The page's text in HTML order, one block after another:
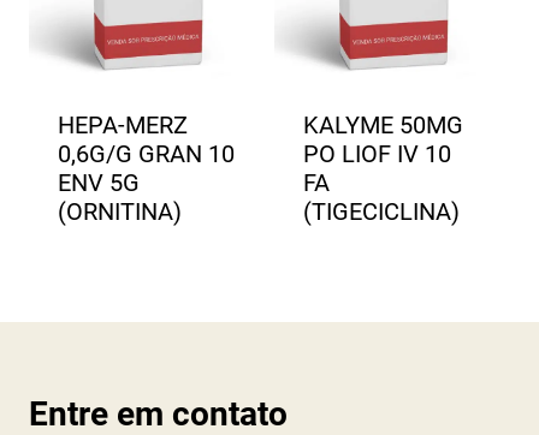
HEPA-MERZ
0,6G/G GRAN 10
ENV 5G
(ORNITINA)
KALYME 50MG
PO LIOF IV 10
FA
(TIGECICLINA)
Entre em contato